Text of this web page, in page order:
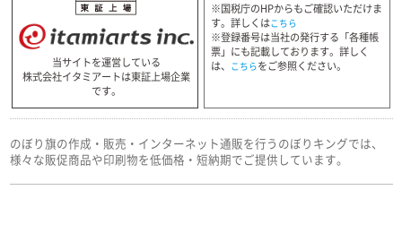
当サイトを運営している
株式会社イタミアートは東証上場企業
です。
※国税庁のHPからもご確認いただけま
す。詳しくはこちら
※登録番号は当社の発行する「各種帳
票」にも記載しております。詳しく
は、 こちらをご参照ください。
のぼり旗の作成・販売・インターネット通販を行うのぼりキングでは、
様々な販促商品や印刷物を低価格・短納期でご提供しています。